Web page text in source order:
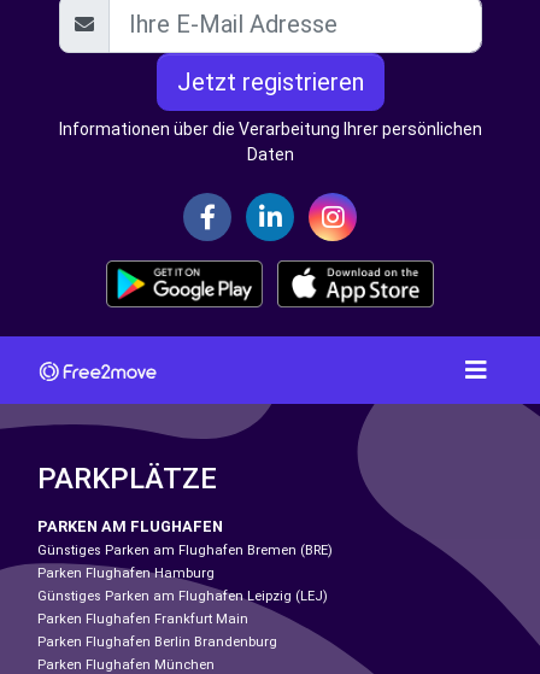
Jetzt registrieren
Informationen über die Verarbeitung Ihrer persönlichen
Daten
PARKPLÄTZE
PARKEN AM FLUGHAFEN
Günstiges Parken am Flughafen Bremen (BRE)
Parken Flughafen Hamburg
Günstiges Parken am Flughafen Leipzig (LEJ)
Parken Flughafen Frankfurt Main
Parken Flughafen Berlin Brandenburg
Parken Flughafen München